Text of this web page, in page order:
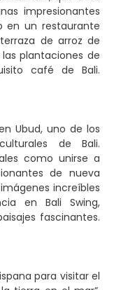
impresionantes
en un restaurante
de arroz de
plantaciones de
café de Bali.
Ubud, uno de los
de Bali.
como unirse a
de nueva
increíbles
en Bali Swing,
fascinantes.
para visitar el